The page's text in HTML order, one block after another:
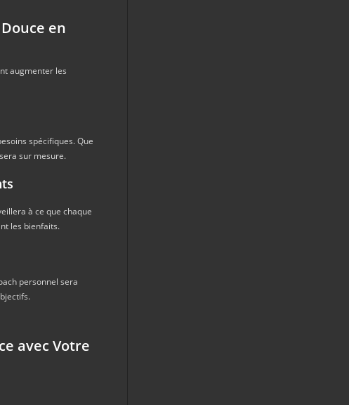
en
augmenter les
spécifiques. Que
sur mesure.
à ce que chaque
les bienfaits.
personnel sera
avec Votre